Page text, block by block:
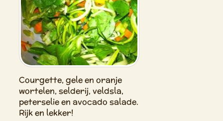
Courgette, gele en oranje
wortelen, selderij, veldsla,
peterselie en avocado salade.
Rijk en lekker!